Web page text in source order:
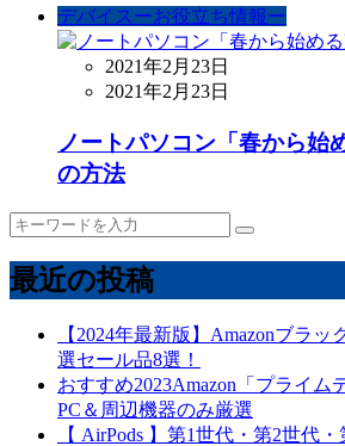
デバイスーお役立ち情報ー
2021年2月23日
2021年2月23日
ノートパソコン「春から始
の方法
最近の投稿
【2024年最新版】Amazonブラ
選セール品8選！
おすすめ2023Amazon「プライム
PC＆周辺機器のみ厳選
【 AirPods 】第1世代・第2世代